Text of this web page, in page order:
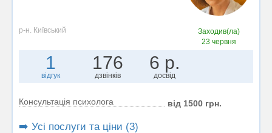
р-н. Київський
Заходив(ла)
23 червня
1
відгук
176
дзвінків
6 р.
досвід
Консультація психолога від 1500 грн.
➡️ Усі послуги та ціни (3)